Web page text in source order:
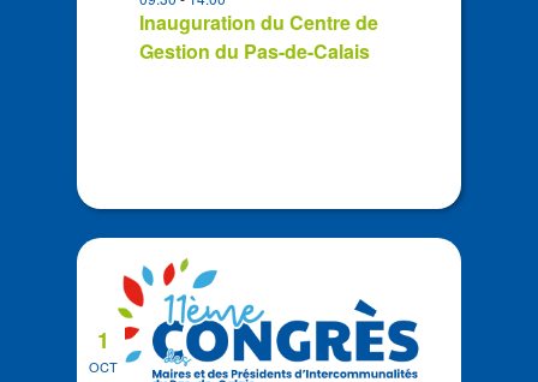
Photo
ViewInauguration du Centre de
Gestion du Pas-de-Calais
OCT
1